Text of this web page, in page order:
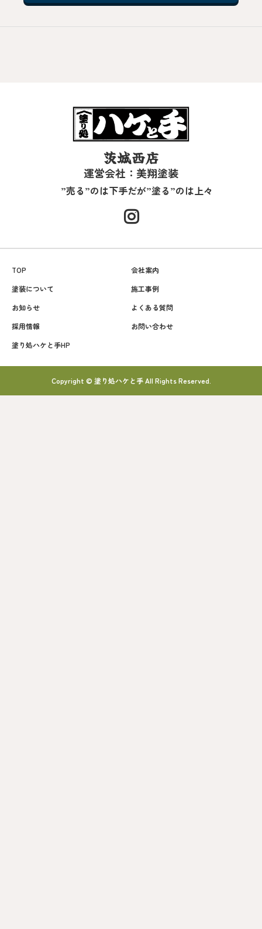
茨城西店
運営会社：美翔塗装
”売る”のは下手だが”塗る”のは上々
TOP
会社案内
塗装について
施工事例
お知らせ
よくある質問
採用情報
お問い合わせ
塗り処ハケと手HP
Copyright © 塗り処ハケと手 All Rights Reserved.